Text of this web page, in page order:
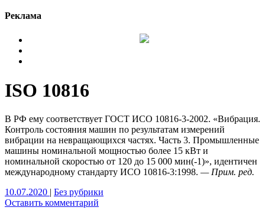
Реклама
ISO 10816
В РФ ему соответствует ГОСТ ИСО 10816-3-2002. «Вибрация.
Контроль состояния машин по результатам измерений
вибрации на невращающихся частях. Часть 3. Промышленные
машины номинальной мощностью более 15 кВт и
номинальной скоростью от 120 до 15 000 мин(-1)», идентичен
международному стандарту ИСО 10816-3:1998. — Прим. ред.
10.07.2020 | Без рубрики
Оставить комментарий